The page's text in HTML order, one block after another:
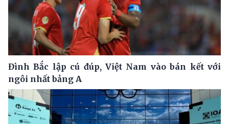
Đình Bắc lập cú đúp, Việt Nam vào bán kết với
ngôi nhất bảng A